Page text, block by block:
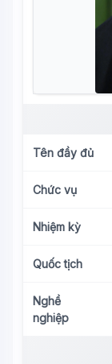
Tên đầy đủ
Chức vụ
Nhiệm kỳ
Quốc tịch
Nghề
nghiệp